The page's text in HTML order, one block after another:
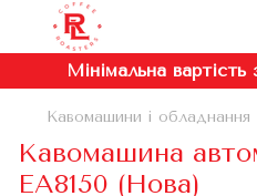
Мінімальна
Кавомашини і обладнання
Кавомашина
EA8150 (Нова)